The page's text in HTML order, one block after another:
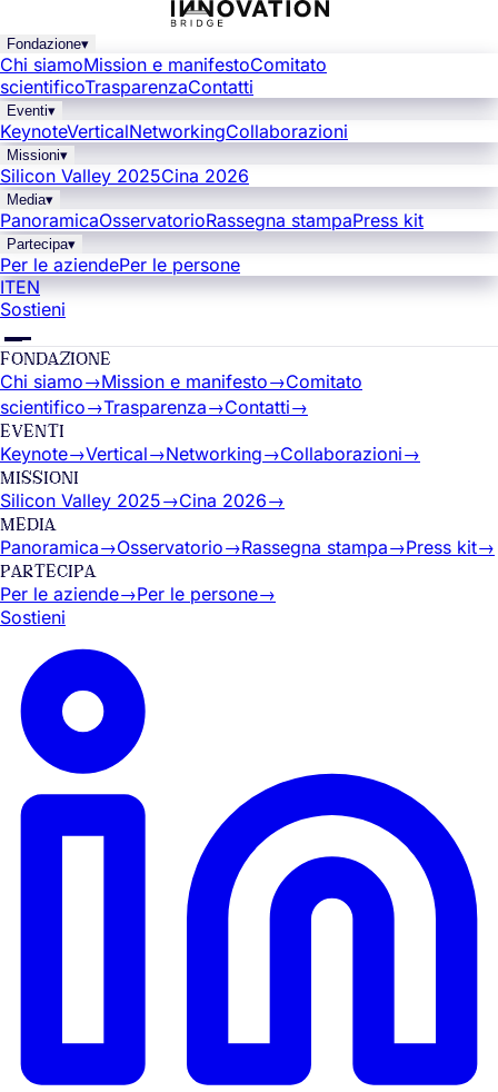
Fondazione▾
Chi siamoMission e manifestoComitato
scientificoTrasparenzaContatti
Eventi▾
KeynoteVerticalNetworkingCollaborazioni
Missioni▾
Silicon Valley 2025Cina 2026
Media▾
PanoramicaOsservatorioRassegna stampaPress kit
Partecipa▾
Per le aziendePer le persone
ITEN
Sostieni
FONDAZIONE
Chi siamo→Mission e manifesto→Comitato
scientifico→Trasparenza→Contatti→
EVENTI
Keynote→Vertical→Networking→Collaborazioni→
MISSIONI
Silicon Valley 2025→Cina 2026→
MEDIA
Panoramica→Osservatorio→Rassegna stampa→Press kit→
PARTECIPA
Per le aziende→Per le persone→
Sostieni